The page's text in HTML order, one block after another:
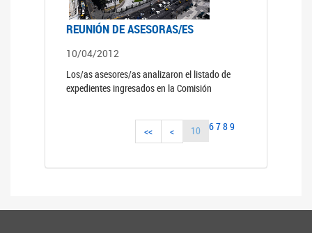
REUNIÓN DE ASESORAS/ES
10/04/2012
Los/as asesores/as analizaron el listado de
expedientes ingresados en la Comisión
<< < 6789
10